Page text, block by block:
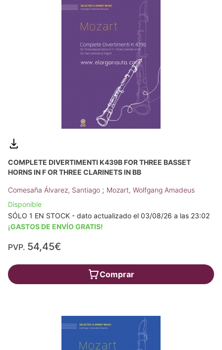
COMPLETE DIVERTIMENTI K439B FOR THREE BASSET
HORNS IN F OR THREE CLARINETS IN BB
Comesaña Álvarez, Santiago ; Mozart, Wolfgang Amadeus
Disponible
SÓLO 1 EN STOCK - dato actualizado el 03/08/26 a las 23:02
¡GASTOS DE ENVÍO GRATIS!
PVP. 54,45€
Comprar